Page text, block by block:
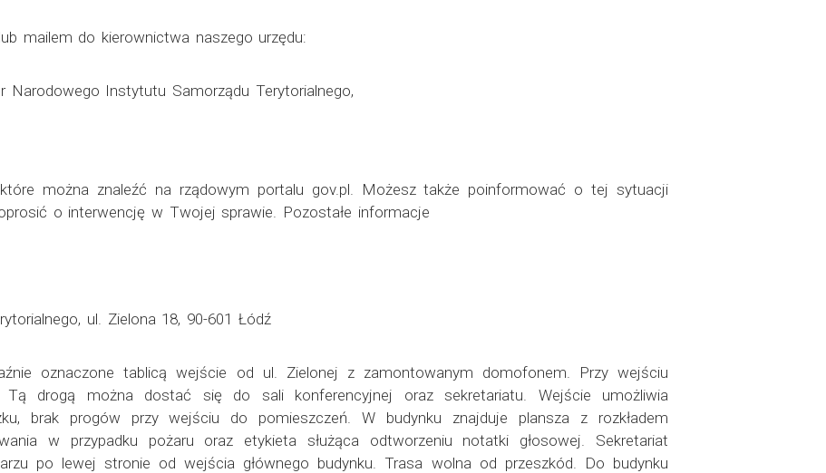
mailem do kierownictwa naszego urzędu:
Narodowego Instytutu Samorządu Terytorialnego,
można znaleźć na rządowym portalu gov.pl. Możesz także poinformować o tej sytuacji
o interwencję w Twojej sprawie. Pozostałe informacje
ul. Zielona 18, 90-601 Łódź
oznaczone tablicą wejście od ul. Zielonej z zamontowanym domofonem. Przy wejściu
Tą drogą można dostać się do sali konferencyjnej oraz sekretariatu. Wejście umożliwia
brak progów przy wejściu do pomieszczeń. W budynku znajduje plansza z rozkładem
w przypadku pożaru oraz etykieta służąca odtworzeniu notatki głosowej. Sekretariat
po lewej stronie od wejścia głównego budynku. Trasa wolna od przeszkód. Do budynku